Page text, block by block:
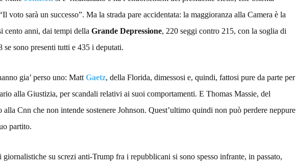
voto sarà un successo”. Ma la strada pare accidentata: la maggioranza alla Camera è la
cento anni, dai tempi della Grande Depressione, 220 seggi contro 215, con la soglia di
se sono presenti tutti e 435 i deputati.
gia’ perso uno: Matt Gaetz, della Florida, dimessosi e, quindi, fattosi pure da parte per
alla Giustizia, per scandali relativi ai suoi comportamenti. E Thomas Massie, del
alla Cnn che non intende sostenere Johnson. Quest’ultimo quindi non può perdere neppure
partito.
su screzi anti-Trump fra i repubblicani si sono spesso infrante, in passato,